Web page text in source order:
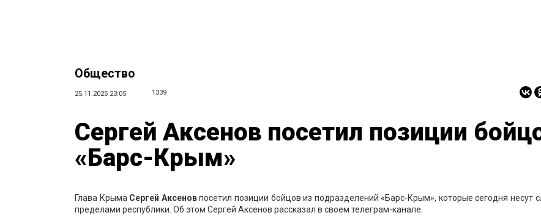
Общество
25.11.2025 23:05 1339
Сергей Аксенов посетил позиции
«Барс-Крым»
Глава Крыма Сергей Аксеновпосетил позиции бойцов из подразделений «Барс-Крым», которые сегодня несут
пределами республики. Об этом Сергей Аксенов рассказал в своем телеграм-канале.